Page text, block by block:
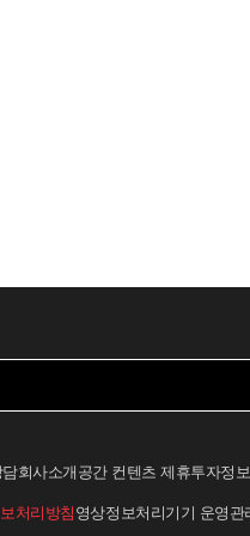
담회사소개 공간 컨텐츠 제휴투자정보
처리방침 영상정보처리기기 운영관